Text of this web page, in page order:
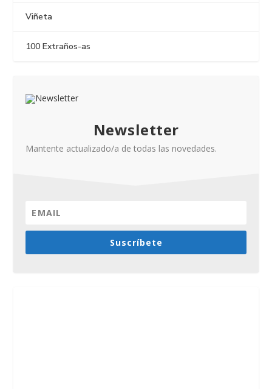
Viñeta
100 Extraños-as
Newsletter
Mantente actualizado/a de todas las novedades.
Suscríbete